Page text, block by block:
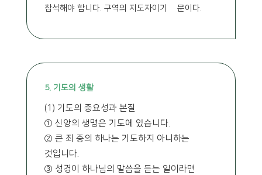
참석해야 합니다. 구역의 지도자이기 떄문이다.
5. 기도의 생활
(1) 기도의 중요성과 본질
① 신앙의 생명은 기도에 있습니다.
② 큰 죄 중의 하나는 기도하지 아니하는
것입니다.
③ 성경이 하나님의 말씀을 듣는 일이라면